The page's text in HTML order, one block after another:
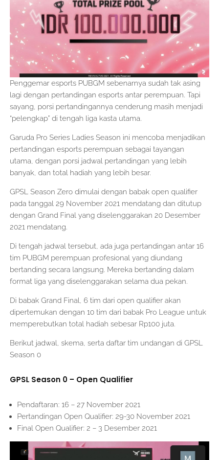
Penggemar esports PUBGM sebenarnya sudah tak asing
lagi dengan pertandingan esports antar perempuan. Tapi
sayang, porsi pertandingannya cenderung masih menjadi
“pelengkap” di tengah liga kasta utama.
Garuda Pro Series Ladies Season ini mencoba menjadikan
pertandingan esports perempuan sebagai tayangan
utama, dengan porsi jadwal pertandingan yang lebih
banyak, dan total hadiah yang lebih besar.
GPSL Season Zero dimulai dengan babak open qualifier
pada tanggal 29 November 2021 mendatang dan ditutup
dengan Grand Final yang diselenggarakan 20 Desember
2021 mendatang.
Di tengah jadwal tersebut, ada juga pertandingan antar 16
tim PUBGM perempuan profesional yang diundang
bertanding secara langsung. Mereka bertanding dalam
format liga yang diselenggarakan selama dua pekan.
Di babak Grand Final, 6 tim dari open qualifier akan
dipertemukan dengan 10 tim dari babak Pro League untuk
memperebutkan total hadiah sebesar Rp100 juta.
Berikut jadwal, skema, serta daftar tim undangan di GPSL
Season 0
GPSL Season 0 – Open Qualifier
Pendaftaran: 16 – 27 November 2021
Pertandingan Open Qualifier: 29-30 November 2021
Final Open Qualifier: 2 – 3 Desember 2021